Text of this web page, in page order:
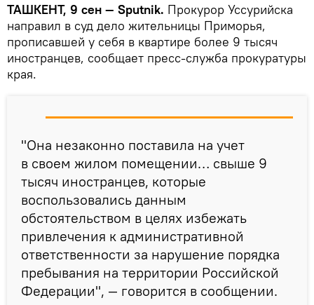
ТАШКЕНТ, 9 сен — Sputnik. Прокурор Уссурийска
направил в суд дело жительницы Приморья,
прописавшей у себя в квартире более 9 тысяч
иностранцев, сообщает пресс-служба прокуратуры
края.
"Она незаконно поставила на учет
в своем жилом помещении… свыше 9
тысяч иностранцев, которые
воспользовались данным
обстоятельством в целях избежать
привлечения к административной
ответственности за нарушение порядка
пребывания на территории Российской
Федерации", — говорится в сообщении.